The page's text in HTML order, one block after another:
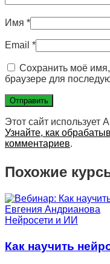
Имя *
Email *
Сохранить моё
браузере для
Этот сайт использует
Узнайте, как
комментариев.
Похожие
Нейросети и ИИ
Как научить